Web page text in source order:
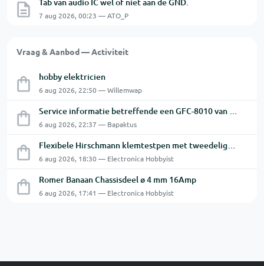
7 aug 2026, 00:23 — ATO_P
Vraag & Aanbod — Activiteit
hobby elektricien
6 aug 2026, 22:50 — Willemwap
Service informatie betreffende een GFC-8010 van GW
6 aug 2026, 22:37 — Bapaktus
Flexibele Hirschmann klemtestpen met tweedelige klem.
6 aug 2026, 18:30 — Electronica Hobbyist
Romer Banaan Chassisdeel ø 4 mm 16Amp
6 aug 2026, 17:41 — Electronica Hobbyist